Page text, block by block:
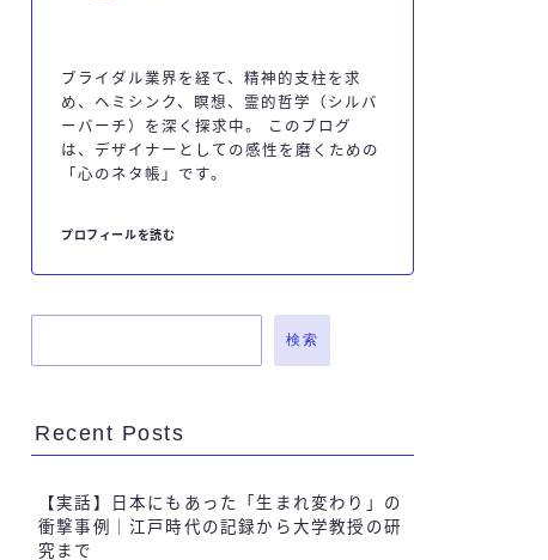
ブライダル業界を経て、精神的支柱を求
め、ヘミシンク、瞑想、霊的哲学（シルバ
ーバーチ）を深く探求中。 このブログ
は、デザイナーとしての感性を磨くための
「心のネタ帳」です。
プロフィールを読む
検索
Recent Posts
【実話】日本にもあった「生まれ変わり」の
衝撃事例｜江戸時代の記録から大学教授の研
究まで